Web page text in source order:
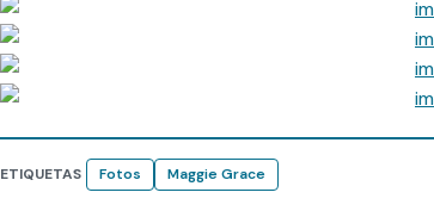
ETIQUETAS Fotos Maggie Grace